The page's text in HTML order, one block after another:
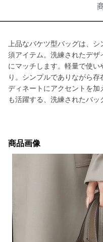
上品なバケツ型バッグは、
須アイテム。洗練されたデ
にマッチします。軽量で使
り。シンプルでありながら
ディネートにアクセントを
も活躍する、洗練されたバッ
商品画像